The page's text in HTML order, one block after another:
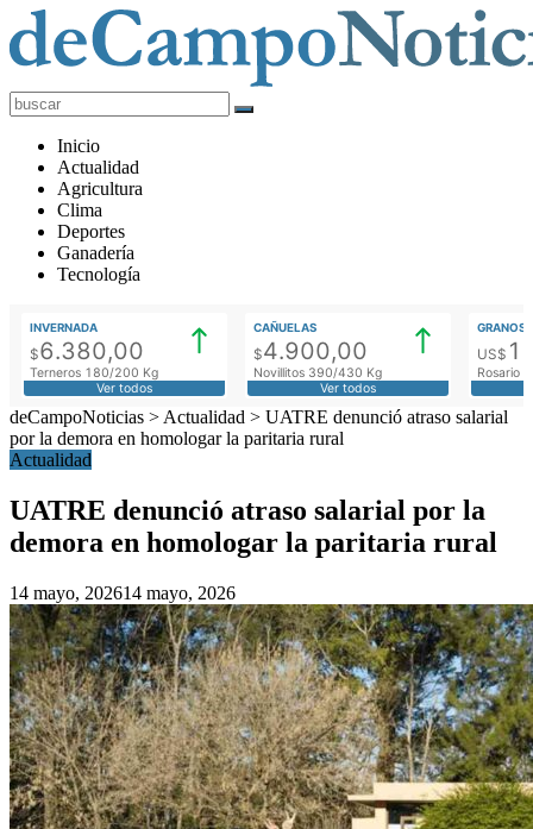
deCampoNoticias
Actualidad
Agropecuaria
Inicio
Actualidad
Agricultura
Clima
Deportes
Ganadería
Tecnología
INVERNADA
$6.380,00
Terneros 180/200 Kg
Ver todos
CAÑUELAS
$4.900,00
Novillitos 390/430 Kg
Ver todos
GRANOS
US$
Rosario
deCampoNoticias > Actualidad > UATRE denunció atraso salarial
por la demora en homologar la paritaria rural
Actualidad
UATRE denunció atraso salarial por la
demora en homologar la paritaria rural
14 mayo, 202614 mayo, 2026